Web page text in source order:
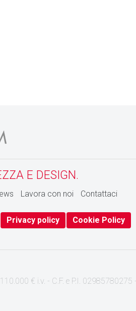
E DESIGN.
Lavora con noi Contattaci
Privacy policy Cookie Policy
€ i.v. - C.F. e P.I. 02985780275